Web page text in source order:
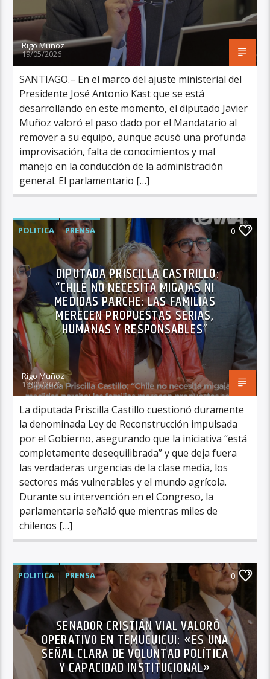
Rigo Muñoz
19/05/2026
SANTIAGO.– En el marco del ajuste ministerial del
Presidente José Antonio Kast que se está
desarrollando en este momento, el diputado Javier
Muñoz valoró el paso dado por el Mandatario al
remover a su equipo, aunque acusó una profunda
improvisación, falta de conocimientos y mal
manejo en la conducción de la administración
general. El parlamentario […]
POLITICA PRENSA 0
DIPUTADA PRISCILLA CASTRILLO:
“CHILE NO NECESITA MIGAJAS NI
MEDIDAS PARCHE: LAS FAMILIAS
MERECEN PROPUESTAS SERIAS,
HUMANAS Y RESPONSABLES”
Rigo Muñoz
19/05/2026
La diputada Priscilla Castillo cuestionó duramente
la denominada Ley de Reconstrucción impulsada
por el Gobierno, asegurando que la iniciativa “está
completamente desequilibrada” y que deja fuera
las verdaderas urgencias de la clase media, los
sectores más vulnerables y el mundo agrícola.
Durante su intervención en el Congreso, la
parlamentaria señaló que mientras miles de
chilenos […]
POLITICA PRENSA 0
SENADOR CRISTIÁN VIAL VALORÓ
OPERATIVO EN TEMUCUICUI: «ES UNA
SEÑAL CLARA DE VOLUNTAD POLÍTICA
Y CAPACIDAD INSTITUCIONAL»